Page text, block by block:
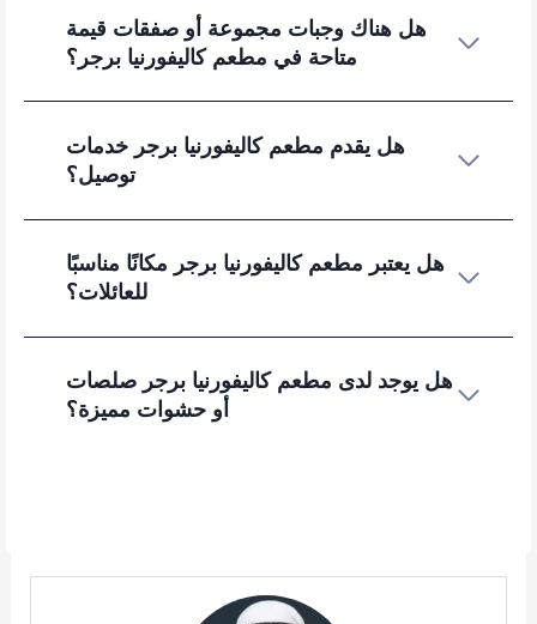
هل هناك وجبات مجموعة أو صفقات قيمة
متاحة في مطعم كاليفورنيا برجر؟
هل يقدم مطعم كاليفورنيا برجر خدمات
توصيل؟
هل يعتبر مطعم كاليفورنيا برجر مكانًا مناسبًا
للعائلات؟
هل يوجد لدى مطعم كاليفورنيا برجر صلصات
أو حشوات مميزة؟